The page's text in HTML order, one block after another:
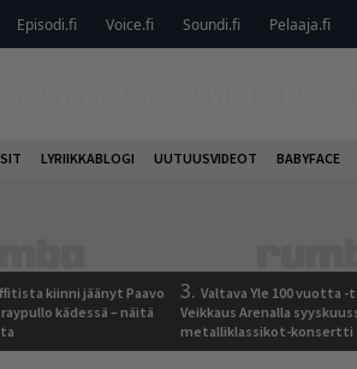
Episodi.fi Voice.fi Soundi.fi Pelaaja.fi
LYRIIKKABLOGI UUTUUSVIDEOT BABYFACE
kiinni jäänyt Paavo
kädessä – näitä
3. Valtava Yle 100 vuotta
Veikkaus Arenalla
metalliklassikot-konsertti